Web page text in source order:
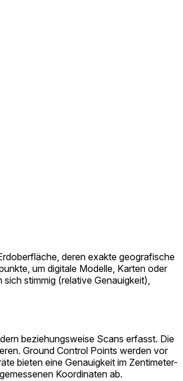
deren exakte geografische
um digitale Modelle, Karten oder
stimmig (relative Genauigkeit),
beziehungsweise Scans erfasst. Die
Ground Control Points werden vor
bieten eine Genauigkeit im Zentimeter-
Koordinaten ab.